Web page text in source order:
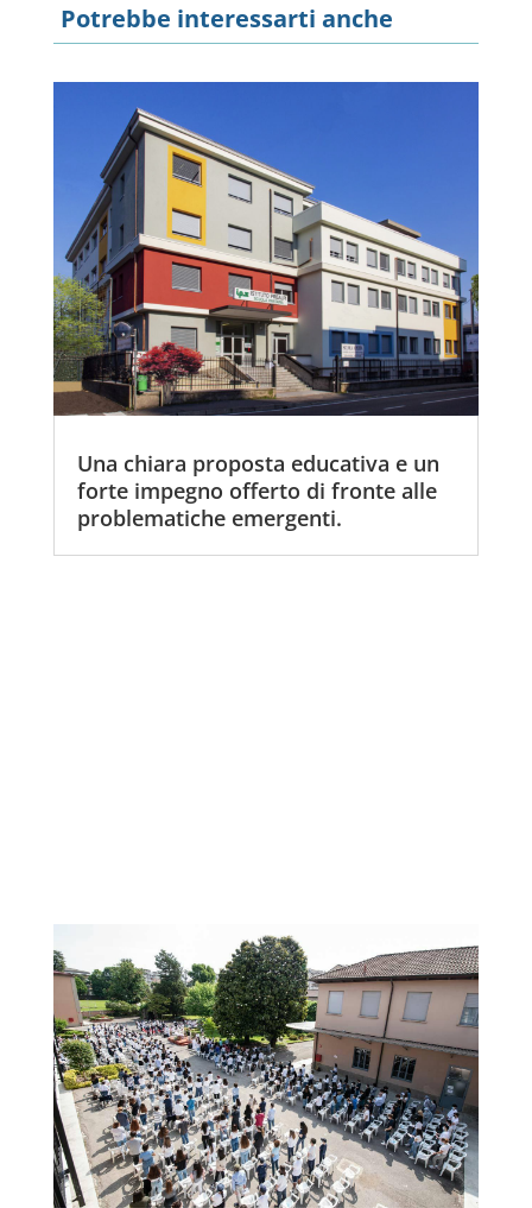
Potrebbe interessarti anche
Una chiara proposta educativa e un
forte impegno offerto di fronte alle
problematiche emergenti.